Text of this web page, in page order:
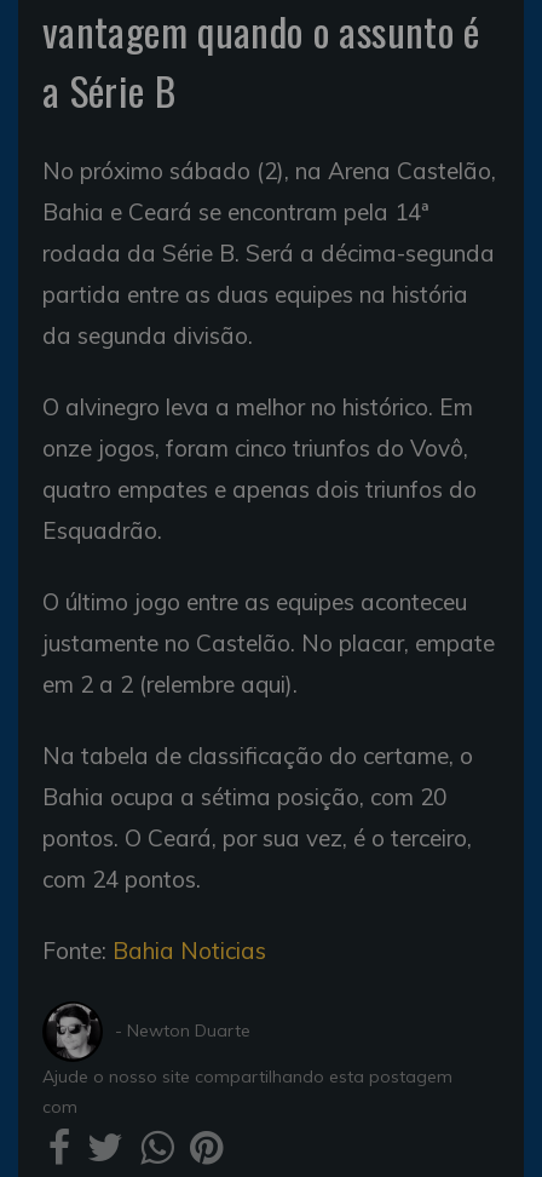
vantagem quando o assunto é
a Série B
No próximo sábado (2), na Arena Castelão,
Bahia e Ceará se encontram pela 14ª
rodada da Série B. Será a décima-segunda
partida entre as duas equipes na história
da segunda divisão.
O alvinegro leva a melhor no histórico. Em
onze jogos, foram cinco triunfos do Vovô,
quatro empates e apenas dois triunfos do
Esquadrão.
O último jogo entre as equipes aconteceu
justamente no Castelão. No placar, empate
em 2 a 2 (relembre aqui).
Na tabela de classificação do certame, o
Bahia ocupa a sétima posição, com 20
pontos. O Ceará, por sua vez, é o terceiro,
com 24 pontos.
Fonte: Bahia Noticias
- Newton Duarte
Ajude o nosso site compartilhando esta postagem
com